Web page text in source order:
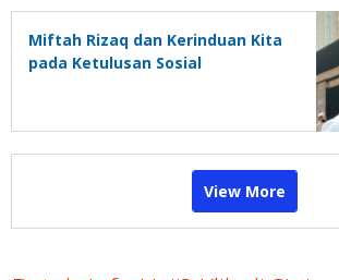
Miftah Rizaq dan Kerinduan Kita
pada Ketulusan Sosial
View More